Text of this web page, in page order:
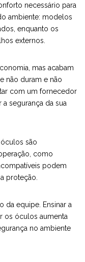
necessário para
ambiente: modelos
enquanto os
externos.
mas acabam
não duram e não
com um fornecedor
segurança da sua
são
como
podem
proteção.
da equipe. Ensinar a
os óculos aumenta
no ambiente